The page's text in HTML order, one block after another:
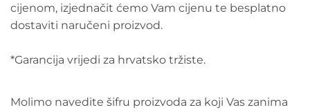
cijenom, izjednačit ćemo Vam cijenu te besplatno
dostaviti naručeni proizvod.
*Garancija vrijedi za hrvatsko tržiste.
Molimo navedite šifru proizvoda za koji Vas zanima